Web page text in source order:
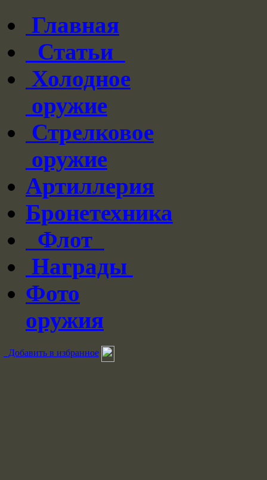
Главная
Статьи
Холодное
оружие
Стрелковое
оружие
Артиллерия
Бронетехника
Флот
Награды
Фото
оружия
Добавить в избранное